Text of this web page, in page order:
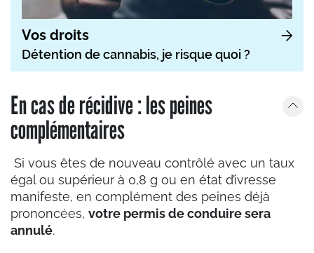
Vos droits
Détention de cannabis, je risque quoi ?
En cas de récidive : les peines
complémentaires
Si vous êtes de nouveau contrôlé avec un taux
égal ou supérieur à 0,8 g ou en état d’ivresse
manifeste, en complément des peines déjà
prononcées, votre permis de conduire sera
annulé.